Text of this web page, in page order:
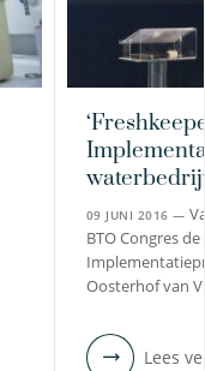
09 JUNI 2016 —
BTO Congres
Oosterhof van
Lees